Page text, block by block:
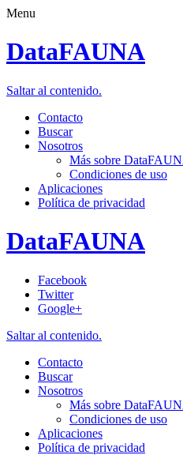
Menu
DataFAUNA
Saltar al contenido.
Contacto
Buscar
Nosotros
Más sobre
Condiciones de uso
Aplicaciones
Política de privacidad
DataFAUNA
Facebook
Twitter
Google+
Saltar al contenido.
Contacto
Buscar
Nosotros
Más sobre
Condiciones de uso
Aplicaciones
Política de privacidad